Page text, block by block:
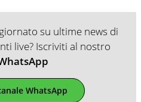
su ultime news di
live? Iscriviti al nostro
WhatsApp